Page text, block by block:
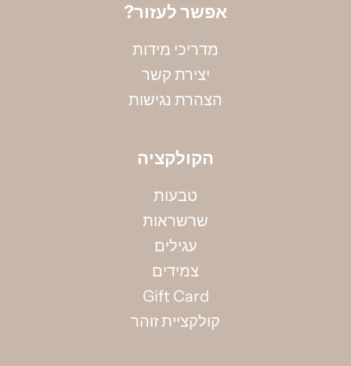
מדידת קוטר צמיד
בס"מ, תוכלי להשתמש גם בסרט מדידה.
?אפשר לעזור
מדריכי מידות
יצירת קשר
הצהרת נגישות
הקולקציה
טבעות
שרשראות
עגילים
צמידים
Gift Card
קולקציית זוהר
ומבצעים, בהרשמתי אני